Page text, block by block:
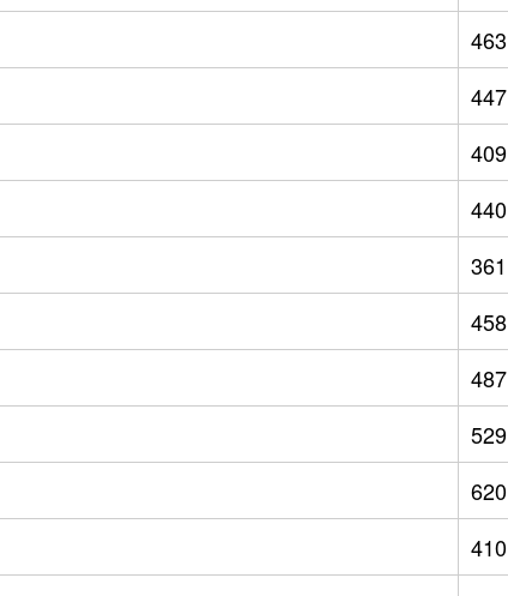
463
447
409
440
361
458
487
529
620
410